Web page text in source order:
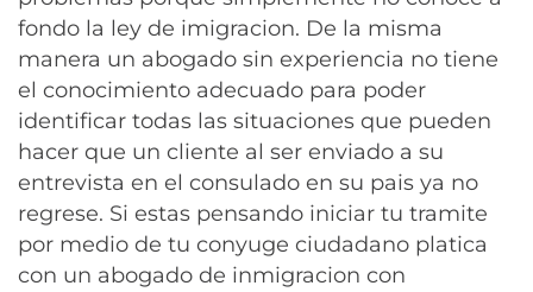
fondo la ley de imigracion. De la misma
manera un abogado sin experiencia no tiene
el conocimiento adecuado para poder
identificar todas las situaciones que pueden
hacer que un cliente al ser enviado a su
entrevista en el consulado en su pais ya no
regrese. Si estas pensando iniciar tu tramite
por medio de tu conyuge ciudadano platica
con un abogado de inmigracion con